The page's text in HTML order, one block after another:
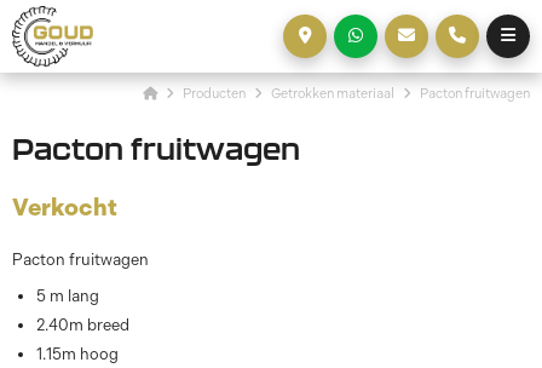
Producten Getrokken materiaal Pacton fruitwagen
Pacton fruitwagen
Verkocht
Pacton fruitwagen
5 m lang
2.40m breed
1.15m hoog